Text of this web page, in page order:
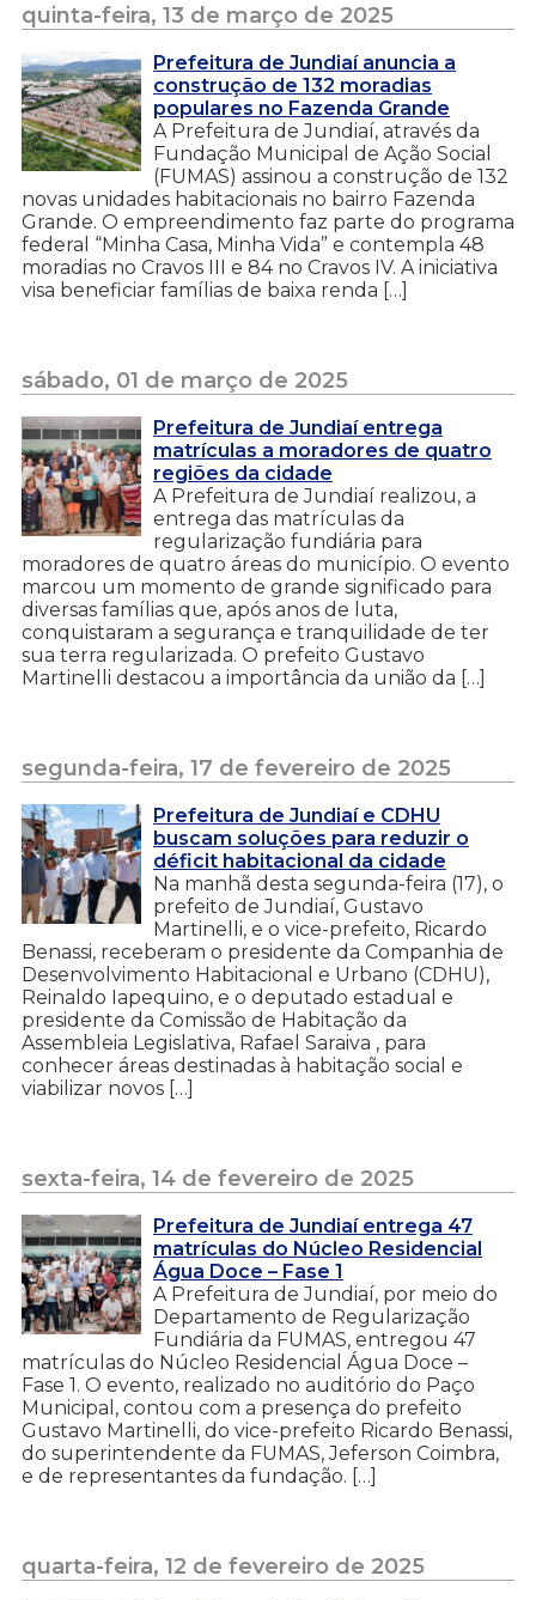
quinta-feira, 13 de março de 2025
Prefeitura de Jundiaí anuncia a
construção de 132 moradias
populares no Fazenda Grande
A Prefeitura de Jundiaí, através da
Fundação Municipal de Ação Social
(FUMAS) assinou a construção de 132
novas unidades habitacionais no bairro Fazenda
Grande. O empreendimento faz parte do programa
federal “Minha Casa, Minha Vida” e contempla 48
moradias no Cravos III e 84 no Cravos IV. A iniciativa
visa beneficiar famílias de baixa renda […]
sábado, 01 de março de 2025
Prefeitura de Jundiaí entrega
matrículas a moradores de quatro
regiões da cidade
A Prefeitura de Jundiaí realizou, a
entrega das matrículas da
regularização fundiária para
moradores de quatro áreas do município. O evento
marcou um momento de grande significado para
diversas famílias que, após anos de luta,
conquistaram a segurança e tranquilidade de ter
sua terra regularizada. O prefeito Gustavo
Martinelli destacou a importância da união da […]
segunda-feira, 17 de fevereiro de 2025
Prefeitura de Jundiaí e CDHU
buscam soluções para reduzir o
déficit habitacional da cidade
Na manhã desta segunda-feira (17), o
prefeito de Jundiaí, Gustavo
Martinelli, e o vice-prefeito, Ricardo
Benassi, receberam o presidente da Companhia de
Desenvolvimento Habitacional e Urbano (CDHU),
Reinaldo Iapequino, e o deputado estadual e
presidente da Comissão de Habitação da
Assembleia Legislativa, Rafael Saraiva , para
conhecer áreas destinadas à habitação social e
viabilizar novos […]
sexta-feira, 14 de fevereiro de 2025
Prefeitura de Jundiaí entrega 47
matrículas do Núcleo Residencial
Água Doce – Fase 1
A Prefeitura de Jundiaí, por meio do
Departamento de Regularização
Fundiária da FUMAS, entregou 47
matrículas do Núcleo Residencial Água Doce –
Fase 1. O evento, realizado no auditório do Paço
Municipal, contou com a presença do prefeito
Gustavo Martinelli, do vice-prefeito Ricardo Benassi,
do superintendente da FUMAS, Jeferson Coimbra,
e de representantes da fundação. […]
quarta-feira, 12 de fevereiro de 2025